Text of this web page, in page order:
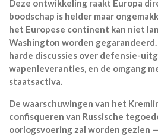
Deze ontwikkeling raakt Europa
boodschap is helder maar
het Europese continent kan niet
Washington worden
harde discussies over defensie-
wapenleveranties, en de omgang
staatsactiva.
De waarschuwingen van het
confisqueren van Russische
oorlogsvoering zal worden gezien